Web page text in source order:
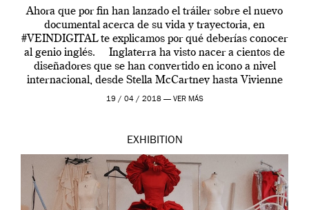
Ahora que por fin han lanzado el tráiler sobre el nuevo
documental acerca de su vida y trayectoria, en
#VEINDIGITAL te explicamos por qué deberías conocer
al genio inglés. Inglaterra ha visto nacer a cientos de
diseñadores que se han convertido en icono a nivel
internacional, desde Stella McCartney hasta Vivienne
Westwood pasando […]
19 / 04 / 2018 — VER MÁS
EXHIBITION